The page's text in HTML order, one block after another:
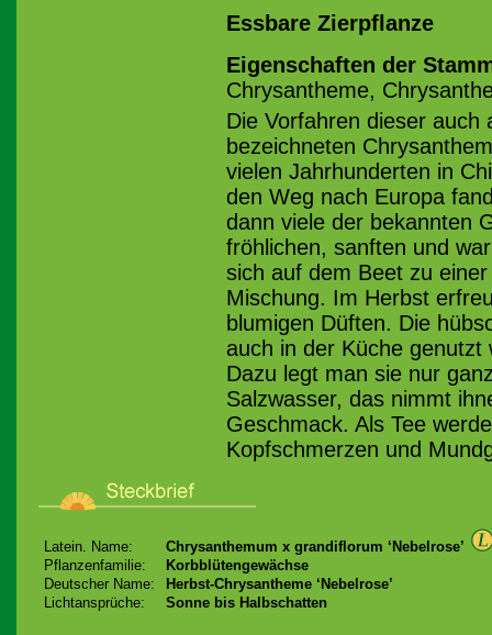
Essbare Zierpflanze
Eigenschaften der
Chrysantheme,
Die Vorfahren dieser auch
bezeichneten
vielen Jahrhunderten in
den Weg nach Europa
dann viele der bekannten
fröhlichen, sanften und
sich auf dem Beet zu
Mischung. Im Herbst
blumigen Düften. Die
auch in der Küche
Dazu legt man sie nur
Salzwasser, das nimmt
Geschmack. Als Tee
Kopfschmerzen und
Latein. Name:
Chrysanthemum x grandiflorum ‘Nebelrose’
Pflanzenfamilie:
Korbblütengewächse
Deutscher Name:
Herbst-Chrysantheme ‘Nebelrose’
Lichtansprüche:
Sonne bis Halbschatten